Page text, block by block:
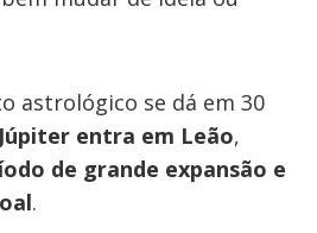
astrológico se dá em 30
Júpiter entra em Leão,
de grande expansão e
.